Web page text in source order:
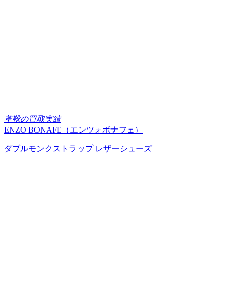
革靴の買取実績
ENZO BONAFE（エンツォボナフェ）
ダブルモンクストラップ レザーシューズ